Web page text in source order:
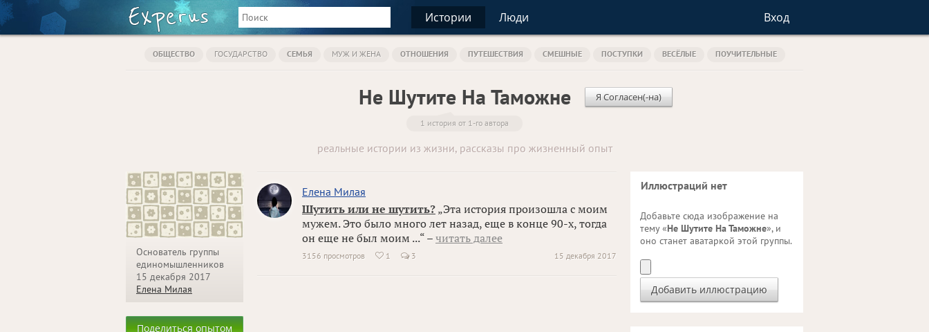
Истории Люди Вход
ОБЩЕСТВО ГОСУДАРСТВО СЕМЬЯ МУЖ И ЖЕНА ОТНОШЕНИЯ ПУТЕШЕСТВИЯ СМЕШНЫЕ ПОСТУПКИ ВЕСЁЛЫЕ ПОУЧИТЕЛЬНЫЕ
Не Шутите На Таможне Я Согласен(-на)
1 история от 1-го автора
реальные истории из жизни, рассказы про жизненный опыт
Основатель группы
единомышленников
15 декабря 2017
Елена Милая
Поделиться опытом
Елена Милая
Шутить или не шутить? „Эта история произошла с моим
мужем. Это было много лет назад, еще в конце 90-х, тогда
он еще не был моим ...“ – читать далее
15 декабря 2017
3156 просмотров  1 3
Иллюстраций нет
Добавьте сюда изображение на
тему «Не Шутите На Таможне», и
оно станет аватаркой этой группы.